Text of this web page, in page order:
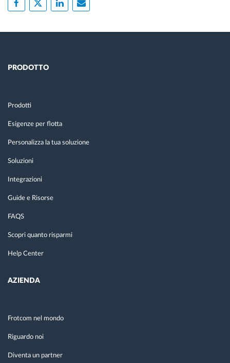
PRODOTTO
Prodotti
Esigenze per flotta
Personalizza la tua soluzione
Soluzioni
Integrazioni
Guide e Risorse
FAQS
Scopri quanto risparmi
Help Center
AZIENDA
Frotcom nel mondo
Riguardo noi
Diventa un partner